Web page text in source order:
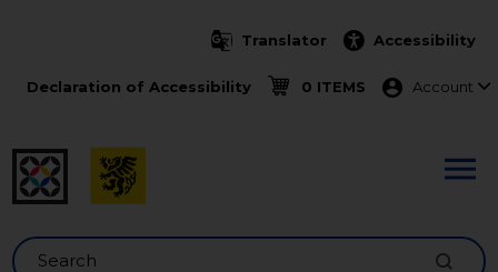
Translator Accessibility
Declaration of Accessibility 0 ITEMS Menu
Account
Search